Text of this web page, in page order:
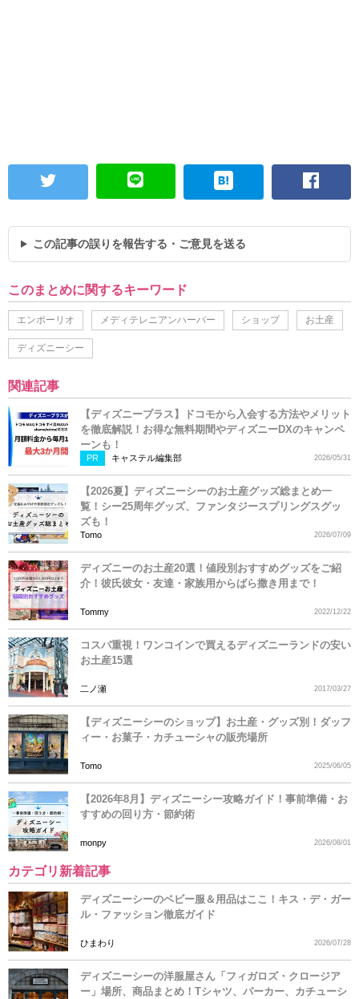
この記事の誤りを報告する・ご意見を送る
このまとめに関するキーワード
エンポーリオ メディテレニアンハーバー ショップ お土産
ディズニーシー
関連記事
【ディズニープラス】ドコモから入会する方法やメリット
を徹底解説！お得な無料期間やディズニーDXのキャンペ
ーンも！
PR キャステル編集部 2026/05/31
【2026夏】ディズニーシーのお土産グッズ総まとめ一
覧！シー25周年グッズ、ファンタジースプリングスグッ
ズも！
Tomo 2026/07/09
ディズニーのお土産20選！値段別おすすめグッズをご紹
介！彼氏彼女・友達・家族用からばら撒き用まで！
Tommy 2022/12/22
コスパ重視！ワンコインで買えるディズニーランドの安い
お土産15選
二ノ瀬 2017/03/27
【ディズニーシーのショップ】お土産・グッズ別！ダッフ
ィー・お菓子・カチューシャの販売場所
Tomo 2025/06/05
【2026年8月】ディズニーシー攻略ガイド！事前準備・お
すすめの回り方・節約術
monpy 2026/08/01
カテゴリ新着記事
ディズニーシーのベビー服＆用品はここ！キス・デ・ガー
ル・ファッション徹底ガイド
ひまわり 2026/07/28
ディズニーシーの洋服屋さん「フィガロズ・クロージア
ー」場所、商品まとめ！Tシャツ、パーカー、カチューシ